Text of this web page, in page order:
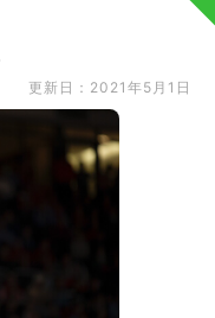
更新日：2021年5月1日